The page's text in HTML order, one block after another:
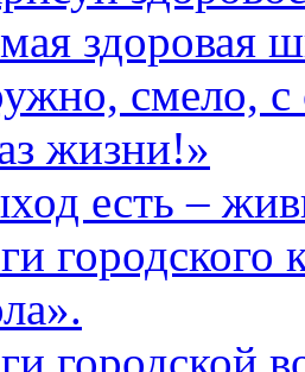
здоровая
смело, с
жизни!»
есть –
городского
городской